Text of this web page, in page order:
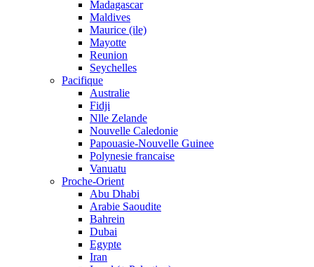
Madagascar
Maldives
Maurice (ile)
Mayotte
Reunion
Seychelles
Pacifique
Australie
Fidji
Nlle Zelande
Nouvelle Caledonie
Papouasie-Nouvelle Guinee
Polynesie francaise
Vanuatu
Proche-Orient
Abu Dhabi
Arabie Saoudite
Bahrein
Dubai
Egypte
Iran